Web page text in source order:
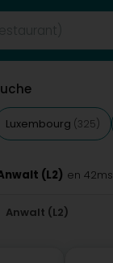
Luxembourg (325)
(L2) en 42ms
Anwalt (L2)